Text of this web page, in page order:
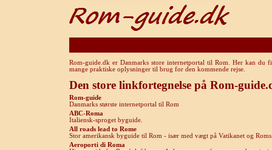
Rom-guide.dk er Danmarks store internetportal til Rom. Her kan du
mange praktiske oplysninger til brug for den kommende rejse.
Den store linkfortegnelse på Rom-
Rom-guide
Danmarks største internetportal til Rom
ABC-Roma
Italiensk-sproget byguide.
All roads lead to Rome
Stor amerikansk byguide til Rom - især med vægt på Vatikanet og
Aeroporti di Roma